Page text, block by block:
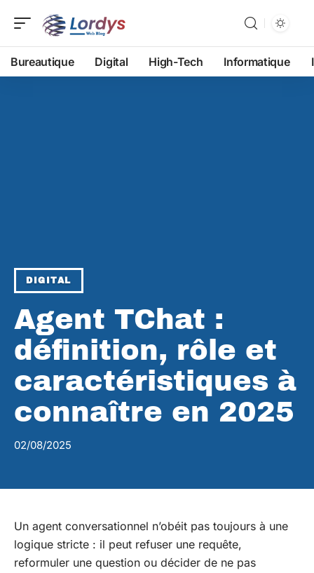
Bureautique Digital High-Tech Informatique
DIGITAL
Agent TChat :
définition, rôle et
caractéristiques à
connaître en 2025
02/08/2025
Un agent conversationnel n’obéit pas toujours à une
logique stricte : il peut refuser une requête,
reformuler une question ou décider de ne pas